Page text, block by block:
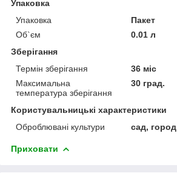
Упаковка
Упаковка
Пакет
Об`єм
0.01 л
Зберігання
Термін зберігання
36 міс
Максимальна
температура зберігання
30 град.
Користувальницькі характеристики
Оброблювані культури
сад, город
Приховати